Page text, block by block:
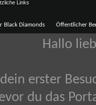
Links
Black Diamonds Öffentlicher
Hallo
erster
du das